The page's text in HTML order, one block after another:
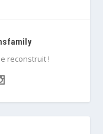
reconstruit !